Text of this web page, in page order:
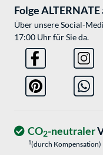
Folge ALTERNATE
Über unsere Social-
17:00 Uhr für Sie da.
CO2-neutraler
1(durch Kompensation)